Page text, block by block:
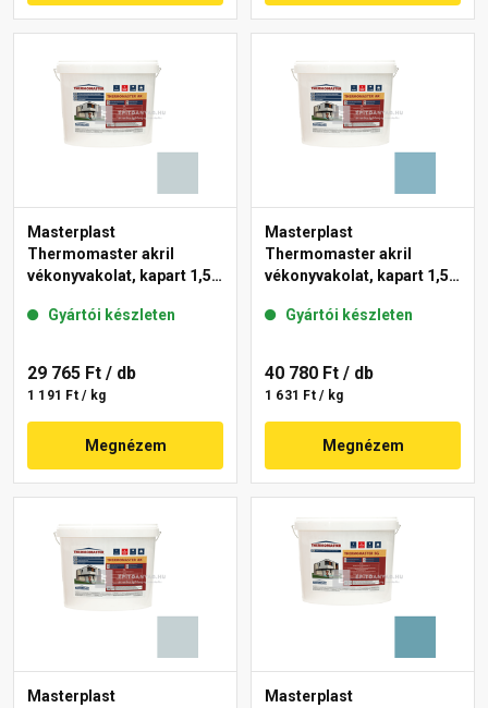
Masterplast
Thermomaster akril
vékonyvakolat, kapart 1,5
Gyártói készleten
29 765 Ft / db
1 191 Ft / kg
Megnézem
Masterplast
Thermomaster akril
vékonyvakolat, kapart 1,5
Gyártói készleten
40 780 Ft / db
1 631 Ft / kg
Megnézem
Masterplast
Masterplast